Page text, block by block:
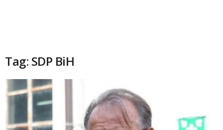
Tag: SDP BiH